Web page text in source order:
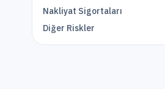
Nakliyat Sigortaları
Diğer Riskler